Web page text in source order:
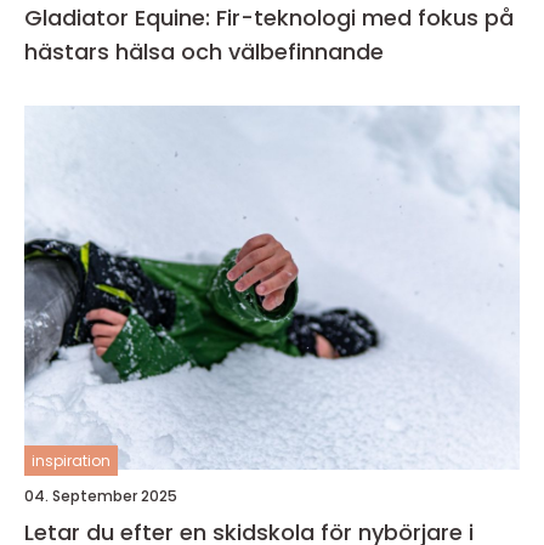
Gladiator Equine: Fir-teknologi med fokus på
hästars hälsa och välbefinnande
inspiration
04. September 2025
Letar du efter en skidskola för nybörjare i